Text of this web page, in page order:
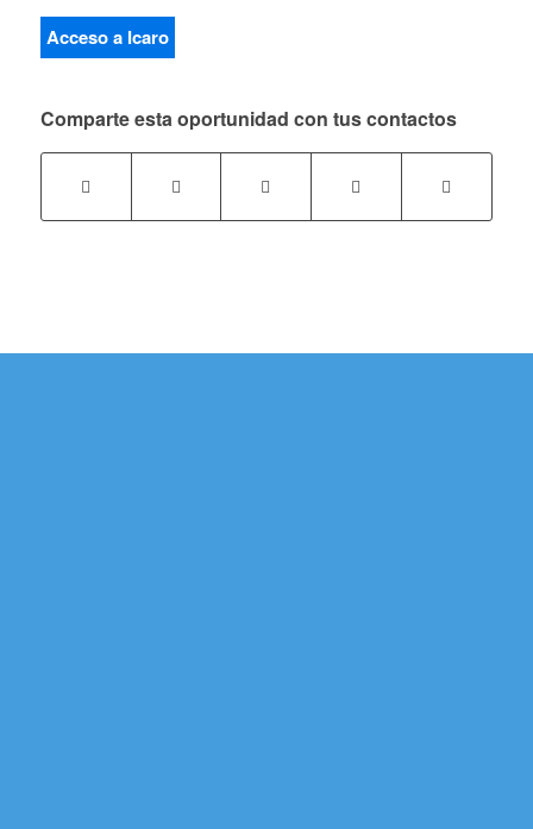
Acceso a Icaro
Comparte esta oportunidad con tus contactos